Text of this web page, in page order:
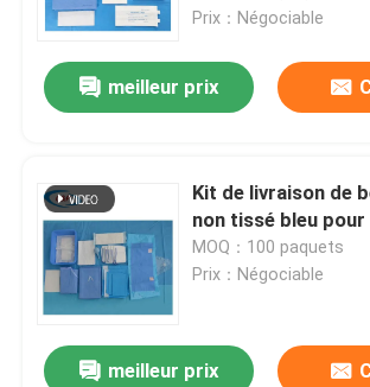
Prix：Négociable
meilleur prix
Kit de livraison de
non tissé bleu
MOQ：100 paquets
Prix：Négociable
meilleur prix